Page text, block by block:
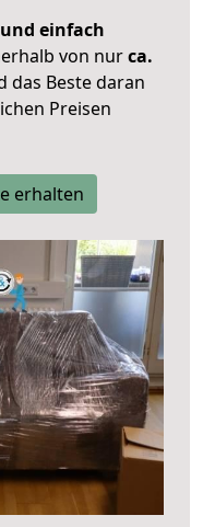
einfach
von nurca.
das Beste daran
Preisen
erhalten